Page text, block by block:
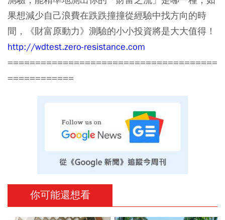
果想減少自己浪費在跌跌撞撞從經驗中找方向的時
間，《財富原動力》測驗的小小投資將是大大值得！
http://wdtest.zero-resistance.com
======================================
============
你可能還想看